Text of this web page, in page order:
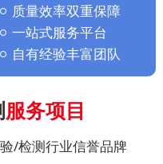
质量效率双重保障
一站式服务平台
自有经验丰富团队
服务项目
/检测行业信誉品牌